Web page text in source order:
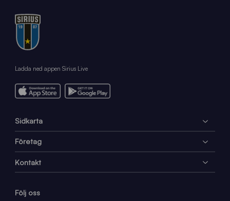
Ladda ned appen Sirius Live
Sidkarta
Företag
Kontakt
Följ oss